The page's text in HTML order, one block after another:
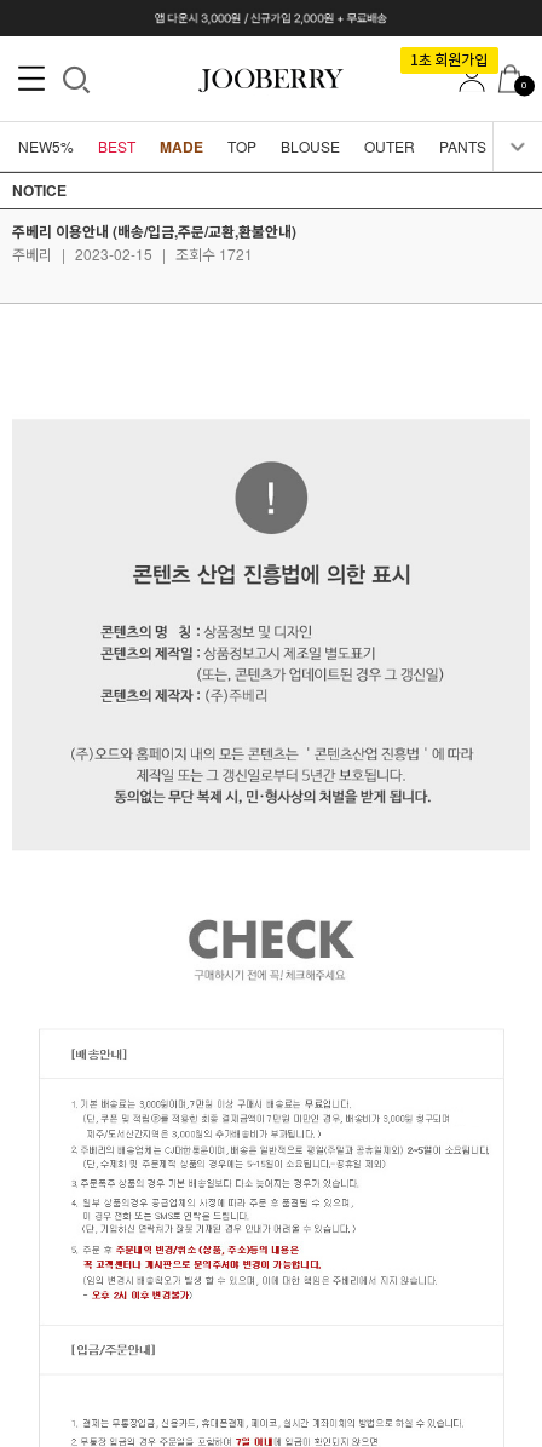
0
NEW5% BEST MADE TOP BLOUSE OUTER PANTS
NOTICE
주베리 이용안내 (배송/입금,주문/교환,환불안내)
주베리 | 2023-02-15 | 조회수 1721